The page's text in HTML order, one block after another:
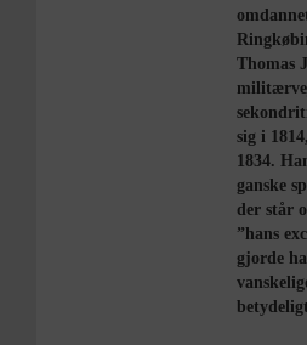
Thomas
sig i
1834.
ganske
der står
”hans
gjorde